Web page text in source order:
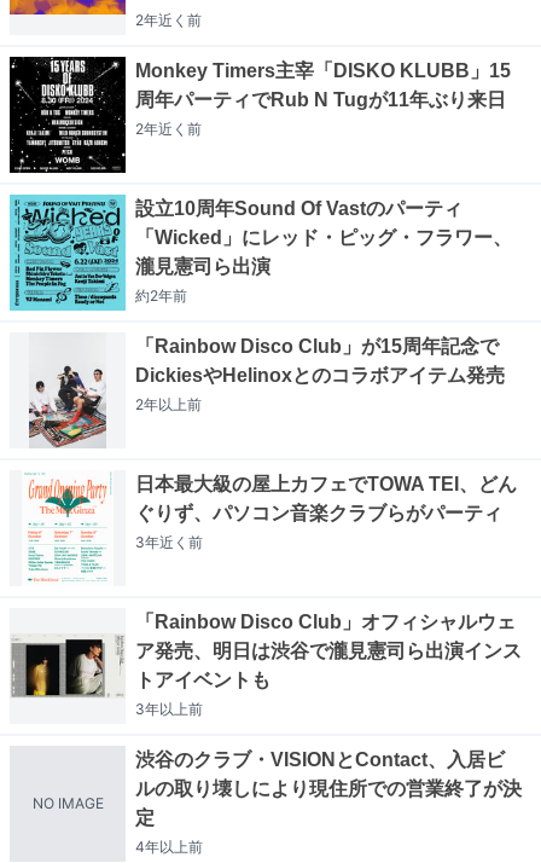
2年近く 前
Monkey Timers主宰「DISKO KLUBB」15
周年パーティでRub N Tugが11年ぶり来日
2年近く 前
設立10周年Sound Of Vastのパーティ
「Wicked」にレッド・ピッグ・フラワー、
瀧見憲司ら出演
約2年前
「Rainbow Disco Club」が15周年記念で
DickiesやHelinoxとのコラボアイテム発売
2年以上前
日本最大級の屋上カフェでTOWA TEI、どん
ぐりず、パソコン音楽クラブらがパーティ
3年近く 前
「Rainbow Disco Club」オフィシャルウェ
ア発売、明日は渋谷で瀧見憲司ら出演インス
トアイベントも
3年以上前
NO IMAGE
渋谷のクラブ・VISIONとContact、入居ビ
ルの取り壊しにより現住所での営業終了が決
定
4年以上前